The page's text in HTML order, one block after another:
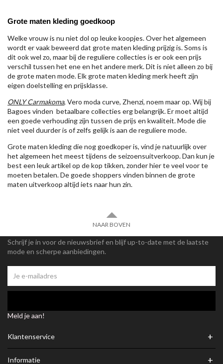
Grote maten kleding goedkoop
Welke vrouw is nu niet dol op leuke koopjes. Over het algemeen
wordt er vaak beweerd dat grote maten kleding prijzig is. Soms is
dit ook wel zo, maar bij de reguliere collecties is er ook een prijs
verschil tussen het ene en het andere merk. Dit is niet alleen zo bij
de grote maten mode. Elk grote maten kleding merk heeft zijn
eigen doelstelling en prijsklasse.
ONLY Carmakoma, Vero moda curve, Zhenzi, noem maar op. Wij bij
Bagoes vinden betaalbare collecties erg belangrijk. Er moet altijd
een goede verhouding zijn tussen de prijs en kwaliteit. Mode die
niet veel duurder is of zelfs gelijk is aan de reguliere mode.
Grote maten kleding die nog goedkoper is, vind je natuurlijk over
het algemeen het meest tijdens de seizoensuitverkoop. Dan kun je
best een leuk artikel op de kop tikken, zonder hier te veel voor te
moeten betalen. De goede shoppers vinden binnen de grote
maten uitverkoop altijd iets naar hun zin.
NAAR BOVEN
Schrijf je in voor de nieuwsbrief en blijf up-to-date met de laatste
mode en scherpe aanbiedingen.
Meld je aan!
Klantenservice +
Informatie +